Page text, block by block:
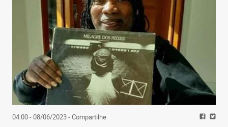
04:00 - 08/06/2023- Compartilhe